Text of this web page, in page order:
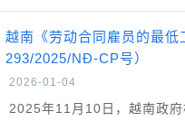
越南《劳动合同雇员的最低
293/2025/NĐ-CP号）
2026-01-04
2025年11月10日，越南政府